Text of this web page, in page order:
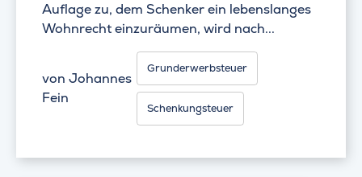
Auflage zu, dem Schenker ein lebenslanges
Wohnrecht einzuräumen, wird nach...
von Johannes
Fein
Grunderwerbsteuer
Schenkungsteuer